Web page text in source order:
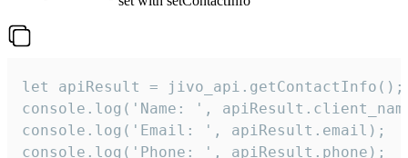
let apiResult = jivo_api.getContactInfo();
console.log('Name: ',
console.log('Email: ', apiResult.email);
console.log('Phone: ', apiResult.phone);